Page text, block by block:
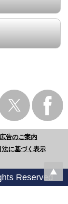
広告のご案内
法に基づく表示
Reserved